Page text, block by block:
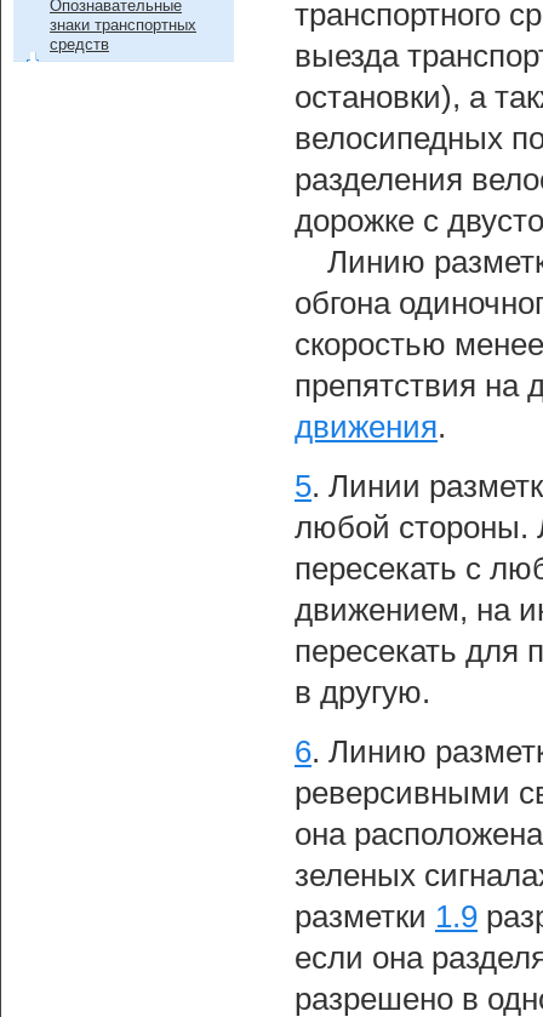
транспортного
выезда
остановки), а
велосипедных
разделения
дорожке с
Линию
обгона
скоростью
препятствия на
движения.
5. Линии
любой стороны.
пересекать с
движением, на
пересекать для
в другую.
6. Линию
реверсивными
она
зеленых
разметки 1.9
если она
разрешено в
Опознавательные
знаки транспортных
средств